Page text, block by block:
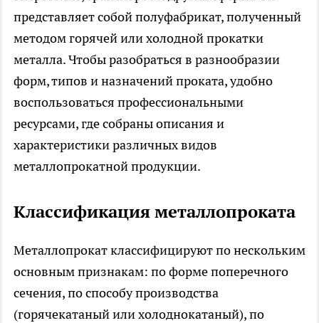
представляет собой полуфабрикат, полученный
методом горячей или холодной прокатки
металла. Чтобы разобраться в разнообразии
форм, типов и назначений проката, удобно
воспользоваться профессиональными
ресурсами, где собраны описания и
характеристики различных видов
металлопрокатной продукции.
Классификация металлопроката
Металлопрокат классифицируют по нескольким
основным признакам: по форме поперечного
сечения, по способу производства
(горячекатаный или холоднокатаный), по